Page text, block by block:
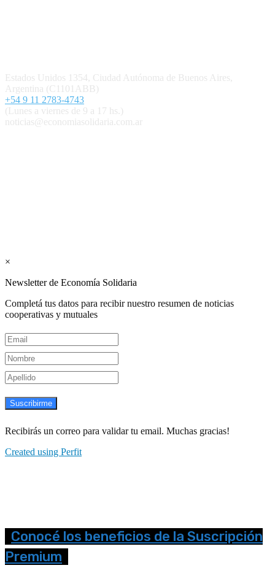
Estados Unidos 1354, Ciudad Autónoma de Buenos Aires,
Argentina (C1101ABB)
+54 9 11 2783-4743
(Lunes a viernes de 9 a 17 hs.)
noticias@economiasolidaria.com.ar
×
Newsletter de Economía Solidaria
Completá tus datos para recibir nuestro resumen de noticias
cooperativas y mutuales
Suscribirme
Recibirás un correo para validar tu email. Muchas gracias!
Created using Perfit
Conocé los beneficios de la Suscripción
Premium